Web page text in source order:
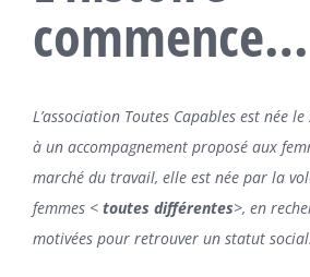
commence…
L’association Toutes Capables est née
à un accompagnement proposé aux
marché du travail, elle est née par la
femmes <toutes différentes>, en
motivées pour retrouver un statut social.